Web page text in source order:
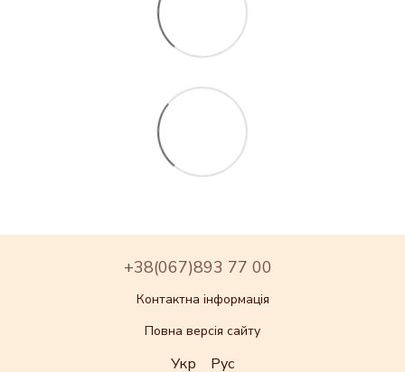
+38(067)893 77 00
Контактна інформація
Повна версія сайту
Укр Рус